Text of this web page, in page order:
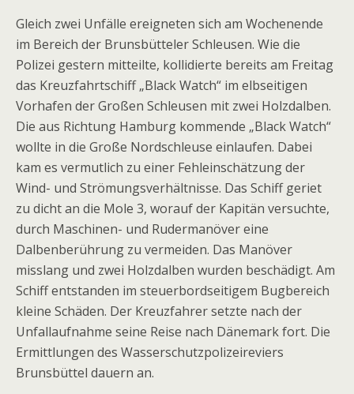
Gleich zwei Unfälle ereigneten sich am Wochenende
im Bereich der Brunsbütteler Schleusen. Wie die
Polizei gestern mitteilte, kollidierte bereits am Freitag
das Kreuzfahrtschiff „Black Watch“ im elbseitigen
Vorhafen der Großen Schleusen mit zwei Holzdalben.
Die aus Richtung Hamburg kommende „Black Watch“
wollte in die Große Nordschleuse einlaufen. Dabei
kam es vermutlich zu einer Fehleinschätzung der
Wind- und Strömungsverhältnisse. Das Schiff geriet
zu dicht an die Mole 3, worauf der Kapitän versuchte,
durch Maschinen- und Rudermanöver eine
Dalbenberührung zu vermeiden. Das Manöver
misslang und zwei Holzdalben wurden beschädigt. Am
Schiff entstanden im steuerbordseitigem Bugbereich
kleine Schäden. Der Kreuzfahrer setzte nach der
Unfallaufnahme seine Reise nach Dänemark fort. Die
Ermittlungen des Wasserschutzpolizeireviers
Brunsbüttel dauern an.